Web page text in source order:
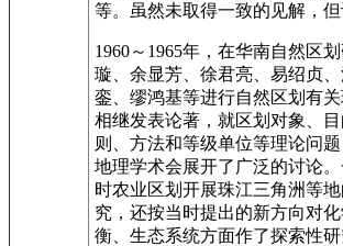
等。虽然未取得一致的见解，但
1960～1965年，在华南自然区
璇、余显芳、徐君亮、易绍贞
銮、缪鸿基等进行自然区划有关
相继发表论著，就区划对象、
则、方法和等级单位等理论问
地理学术会展开了广泛的讨论
时农业区划开展珠江三角洲等
究，还按当时提出的新方向对
衡、生态系统方面作了探索性研